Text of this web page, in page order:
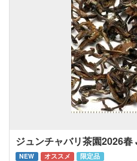
ジュンチャバリ茶園2026春
NEW オススメ 限定品